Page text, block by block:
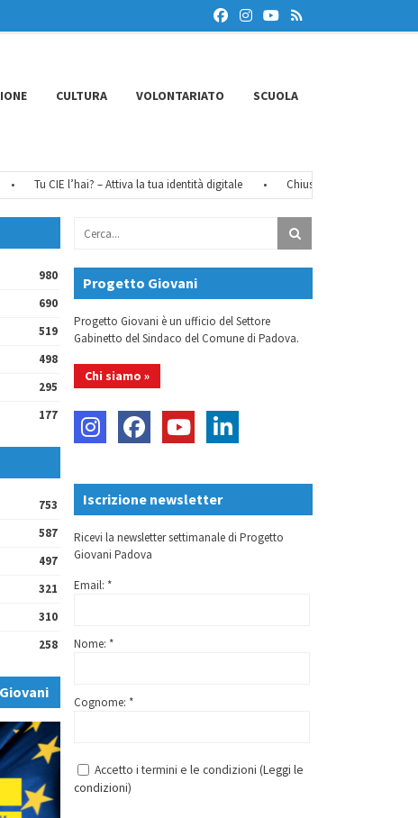
CULTURA VOLONTARIATO SCUOLA
Tu CIE l’hai? – Attiva la tua identità digitale Chiusure estive 2026
980
690
519
498
295
177
753
587
497
321
310
258
Progetto Giovani
Progetto Giovani è un ufficio del Settore
Gabinetto del Sindaco del Comune di Padova.
Chi siamo »
Iscrizione newsletter
Ricevi la newsletter settimanale di Progetto
Giovani Padova
Email: *
Nome: *
Cognome: *
Accetto i termini e le condizioni (Leggi le
condizioni)